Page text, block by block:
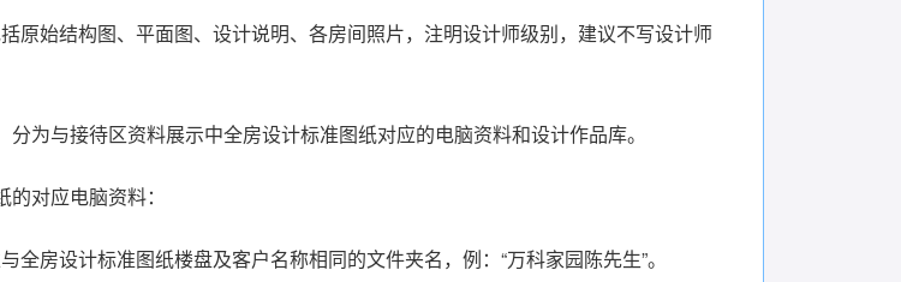
原始结构图、平面图、设计说明、各房间照片，注明设计师级别，建议不写设计师
分为与接待区资料展示中全房设计标准图纸对应的电脑资料和设计作品库。
对应电脑资料：
全房设计标准图纸楼盘及客户名称相同的文件夹名，例：“万科家园陈先生”。